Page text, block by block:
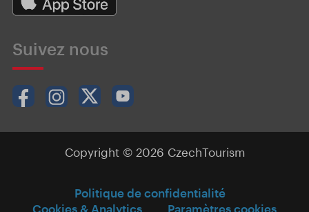
Suivez nous
Copyright © 2026 CzechTourism
Politique de confidentialité
Cookies & Analytics
Paramètres cookies